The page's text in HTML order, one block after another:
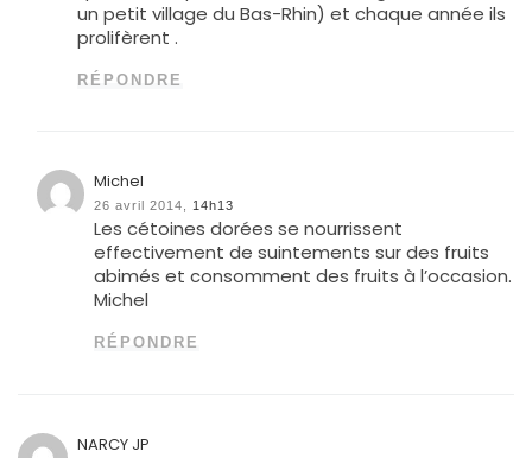
un petit village du Bas-Rhin) et chaque année ils
prolifèrent .
RÉPONDRE
Michel
26 avril 2014, 14h13
Les cétoines dorées se nourrissent
effectivement de suintements sur des fruits
abimés et consomment des fruits à l’occasion.
Michel
RÉPONDRE
NARCY JP